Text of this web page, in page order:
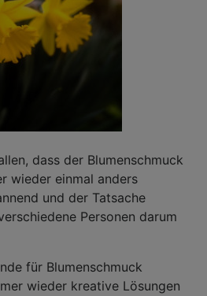
dass der Blumenschmuck
wieder einmal anders
und der Tatsache
Personen darum
für Blumenschmuck
wieder kreative Lösungen